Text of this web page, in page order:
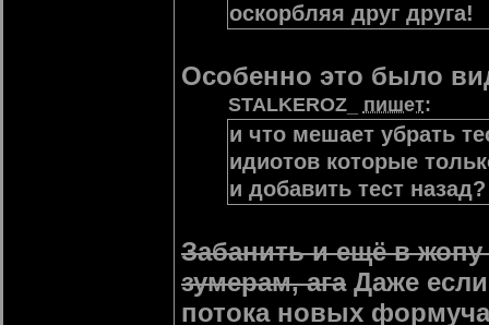
оскорбляя друг друга!
Особенно это было
STALKEROZ_ пишет:
и что мешает убрать
идиотов которые
и добавить тест назад?
Забанить и ещё в
зумерам, агаДаже если
потока новых